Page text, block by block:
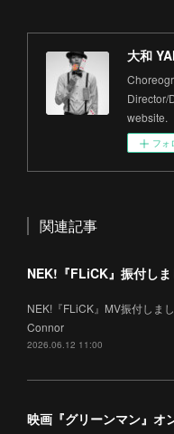
大和
Director/
website.
フォ
関連記事
NEK!『FLiCK』振付しま
NEK!『FLiCK』MV振付しま
Connor
2026.06.12 11:00